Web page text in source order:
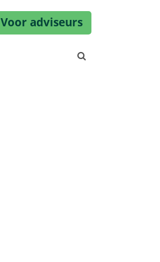
Voor adviseurs